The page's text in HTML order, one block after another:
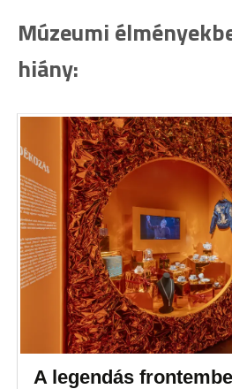
Múzeumi
hiány:
A legendás